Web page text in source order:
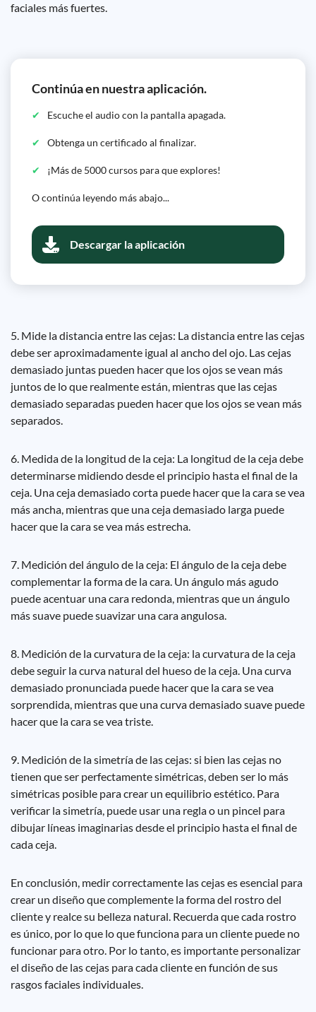
faciales más fuertes.
Continúa en nuestra aplicación.
Escuche el audio con la pantalla apagada.
Obtenga un certificado al finalizar.
¡Más de 5000 cursos para que explores!
O continúa leyendo más abajo...
Descargar la aplicación
5. Mide la distancia entre las cejas: La distancia entre las cejas
debe ser aproximadamente igual al ancho del ojo. Las cejas
demasiado juntas pueden hacer que los ojos se vean más
juntos de lo que realmente están, mientras que las cejas
demasiado separadas pueden hacer que los ojos se vean más
separados.
6. Medida de la longitud de la ceja: La longitud de la ceja debe
determinarse midiendo desde el principio hasta el final de la
ceja. Una ceja demasiado corta puede hacer que la cara se vea
más ancha, mientras que una ceja demasiado larga puede
hacer que la cara se vea más estrecha.
7. Medición del ángulo de la ceja: El ángulo de la ceja debe
complementar la forma de la cara. Un ángulo más agudo
puede acentuar una cara redonda, mientras que un ángulo
más suave puede suavizar una cara angulosa.
8. Medición de la curvatura de la ceja: la curvatura de la ceja
debe seguir la curva natural del hueso de la ceja. Una curva
demasiado pronunciada puede hacer que la cara se vea
sorprendida, mientras que una curva demasiado suave puede
hacer que la cara se vea triste.
9. Medición de la simetría de las cejas: si bien las cejas no
tienen que ser perfectamente simétricas, deben ser lo más
simétricas posible para crear un equilibrio estético. Para
verificar la simetría, puede usar una regla o un pincel para
dibujar líneas imaginarias desde el principio hasta el final de
cada ceja.
En conclusión, medir correctamente las cejas es esencial para
crear un diseño que complemente la forma del rostro del
cliente y realce su belleza natural. Recuerda que cada rostro
es único, por lo que lo que funciona para un cliente puede no
funcionar para otro. Por lo tanto, es importante personalizar
el diseño de las cejas para cada cliente en función de sus
rasgos faciales individuales.